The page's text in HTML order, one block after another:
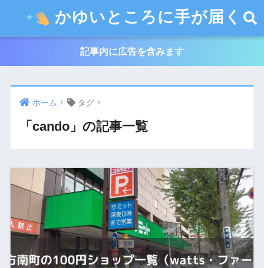
かゆいところに手が届く
記事内に広告を含みます
ホーム タグ
「cando」の記事一覧